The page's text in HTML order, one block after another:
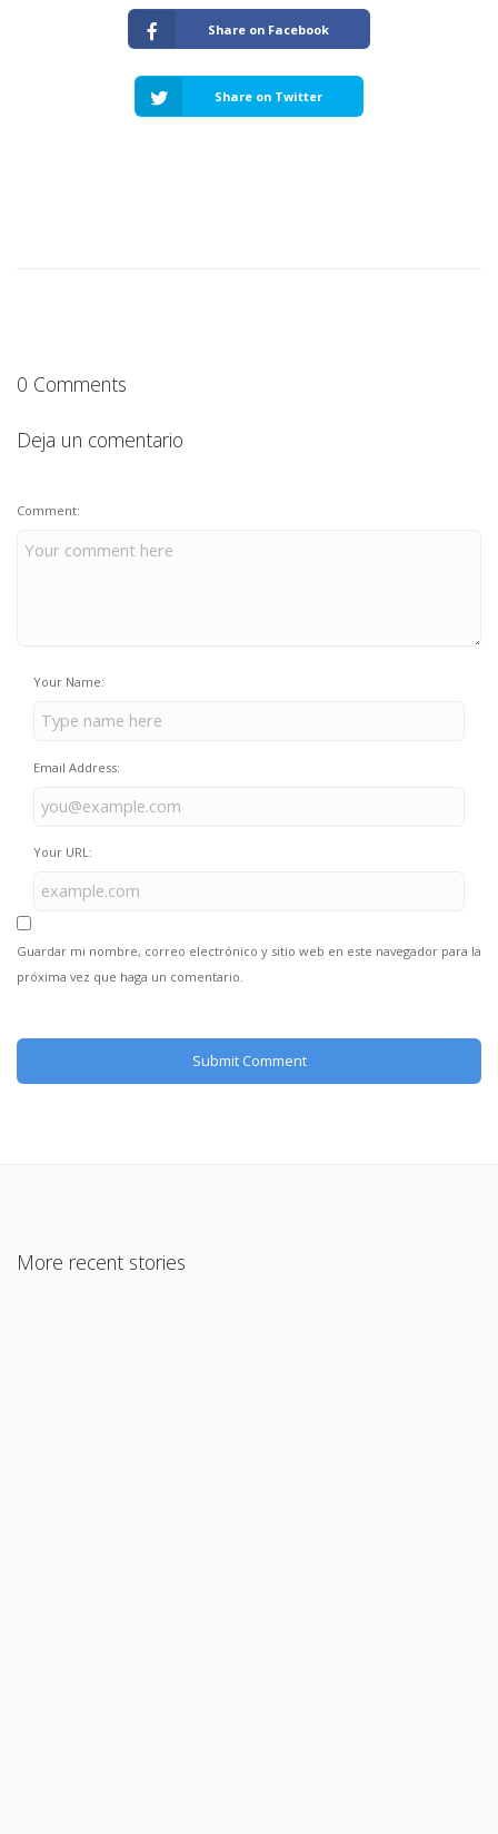
Share on Facebook
Share on Twitter
0 Comments
Deja un comentario
Comment:
Your Name:
Email Address:
Your URL:
Guardar mi nombre, correo electrónico y sitio web en este navegador para la
próxima vez que haga un comentario.
More recent stories